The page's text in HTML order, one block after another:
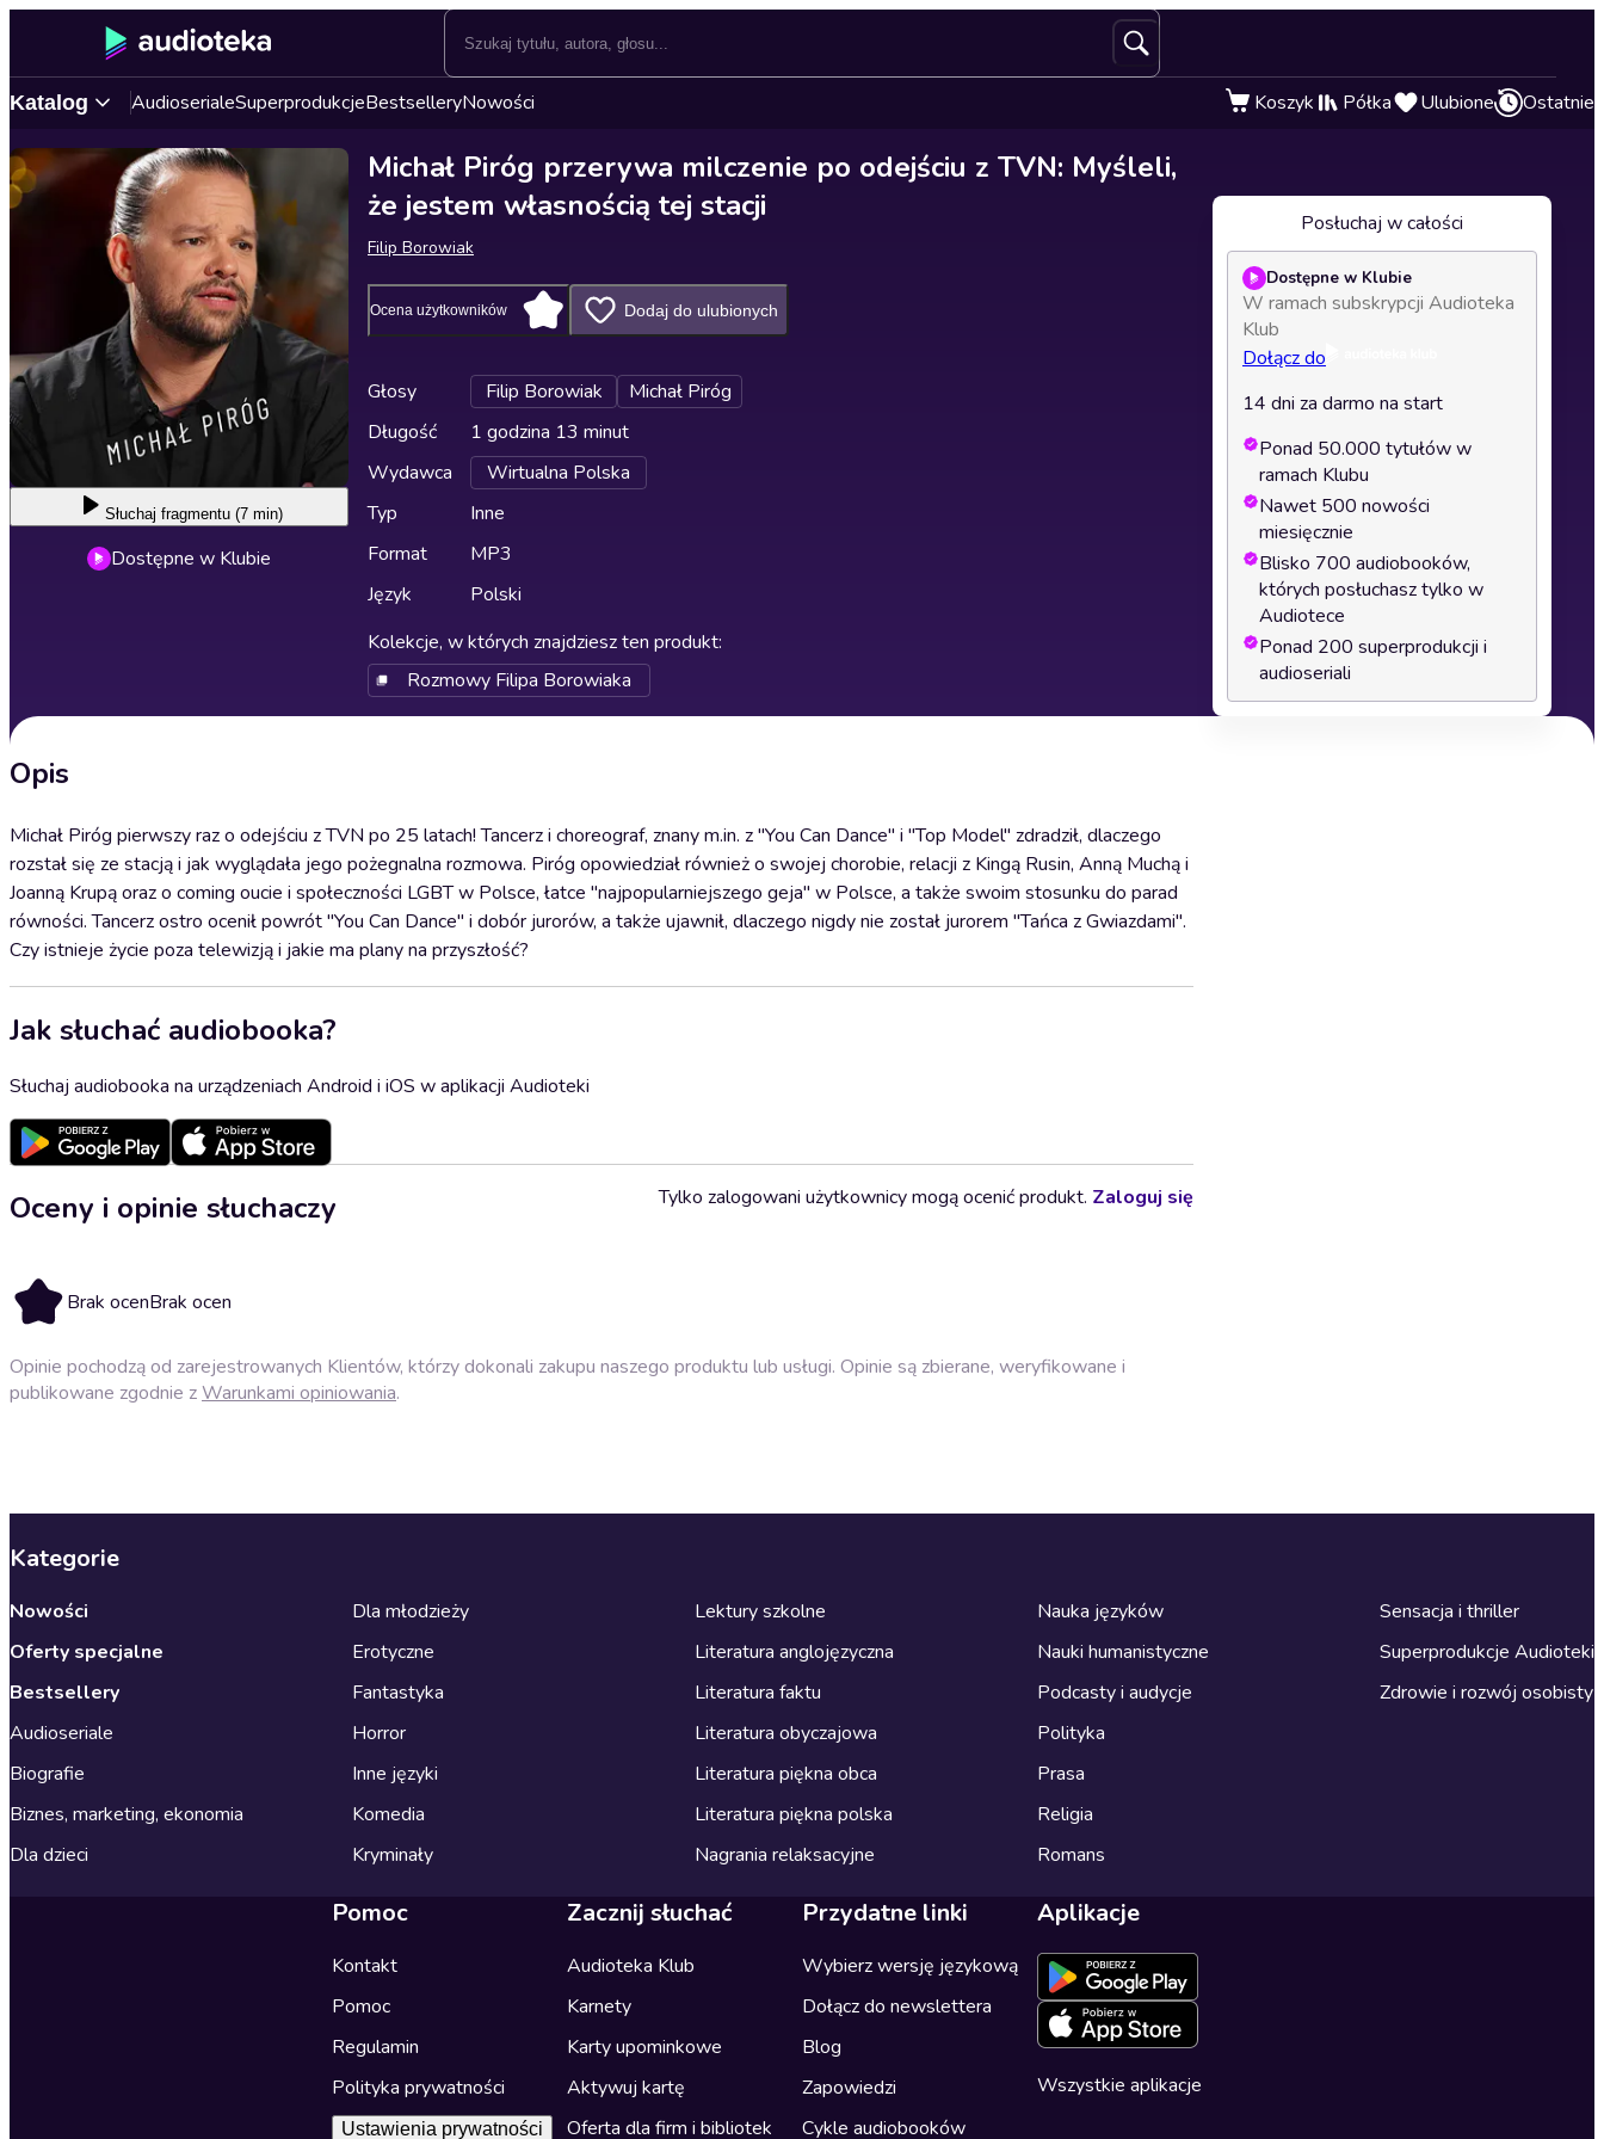
Katalog AudioserialeSuperprodukcjeBestselleryNowości Koszyk Półka Ulubione Ostatnie
Słuchaj fragmentu (7 min)
Dostępne w Klubie
Michał Piróg przerywa milczenie po odejściu z TVN: Myśleli,
że jestem własnością tej stacji
Filip Borowiak
Ocena użytkowników Dodaj do ulubionych
Głosy Filip Borowiak
Michał Piróg
Długość
1 godzina 13 minut
Wydawca
Wirtualna Polska
Typ
Inne
Format
MP3
Język
Polski
Kolekcje, w których znajdziesz ten produkt:
Rozmowy Filipa Borowiaka
Opis
Michał Piróg pierwszy raz o odejściu z TVN po 25 latach! Tancerz i choreograf, znany m.in. z "You Can Dance" i "Top Model" zdradził, dlaczego
rozstał się ze stacją i jak wyglądała jego pożegnalna rozmowa. Piróg opowiedział również o swojej chorobie, relacji z Kingą Rusin, Anną Muchą i
Joanną Krupą oraz o coming oucie i społeczności LGBT w Polsce, łatce "najpopularniejszego geja" w Polsce, a także swoim stosunku do parad
równości. Tancerz ostro ocenił powrót "You Can Dance" i dobór jurorów, a także ujawnił, dlaczego nigdy nie został jurorem "Tańca z Gwiazdami".
Czy istnieje życie poza telewizją i jakie ma plany na przyszłość?
Jak słuchać audiobooka?
Słuchaj audiobooka na urządzeniach Android i iOS w aplikacji Audioteki
Oceny i opinie słuchaczy
Brak ocenBrak ocen
Tylko zalogowani użytkownicy mogą ocenić produkt. Zaloguj się
Opinie pochodzą od zarejestrowanych Klientów, którzy dokonali zakupu naszego produktu lub usługi. Opinie są zbierane, weryfikowane i
publikowane zgodnie zWarunkami opiniowania.
Posłuchaj w całości
Dostępne w Klubie
W ramach subskrypcji Audioteka
Klub
Dołącz do
14 dni za darmo na start
Ponad 50.000 tytułów w
ramach Klubu
Nawet 500 nowości
miesięcznie
Blisko 700 audiobooków,
których posłuchasz tylko w
Audiotece
Ponad 200 superprodukcji i
audioseriali
Kategorie
Nowości
Oferty specjalne
Bestsellery
Audioseriale
Biografie
Biznes, marketing, ekonomia
Dla dzieci
Dla młodzieży
Erotyczne
Fantastyka
Horror
Inne języki
Komedia
Kryminały
Lektury szkolne
Literatura anglojęzyczna
Literatura faktu
Literatura obyczajowa
Literatura piękna obca
Literatura piękna polska
Nagrania relaksacyjne
Nauka języków
Nauki humanistyczne
Podcasty i audycje
Polityka
Prasa
Religia
Romans
Sensacja i thriller
Superprodukcje Audioteki
Zdrowie i rozwój osobisty
Pomoc
Kontakt
Pomoc
Regulamin
Polityka prywatności
Ustawienia prywatności
Zacznij słuchać
Audioteka Klub
Karnety
Karty upominkowe
Aktywuj kartę
Oferta dla firm i bibliotek
Przydatne linki
Wybierz wersję językową
Dołącz do newslettera
Blog
Zapowiedzi
Cykle audiobooków
Aplikacje
Wszystkie aplikacje